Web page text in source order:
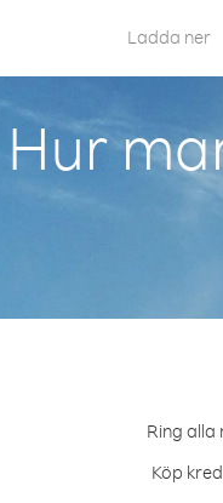
Ladda ner
Hur
Ring alla
Köp